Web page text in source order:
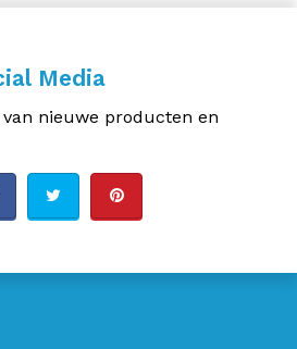
Media
nieuwe producten en